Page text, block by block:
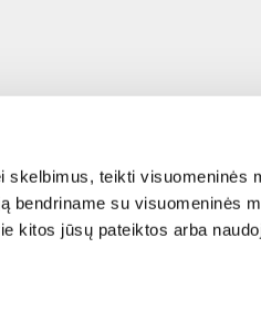
skelbimus, teikti visuomeninės
bendriname su visuomeninės
kitos jūsų pateiktos arba